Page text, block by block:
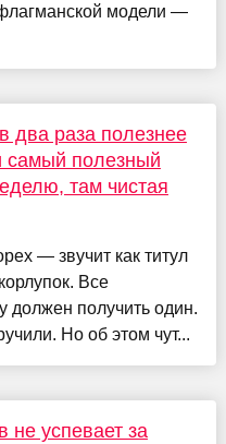
модели —
два раза полезнее
самый полезный
там чистая
— звучит как титул
Все
должен получить один.
Но об этом чут...
успевает за